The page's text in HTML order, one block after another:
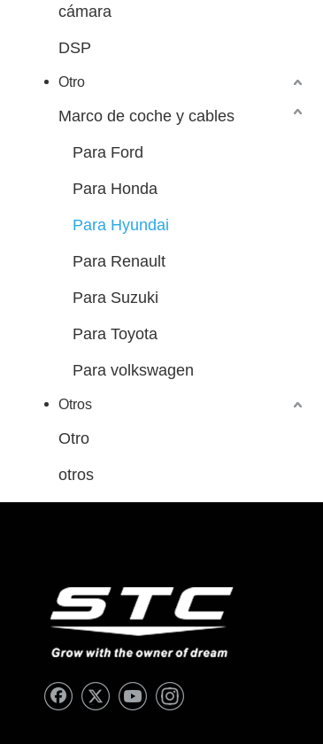
cámara
DSP
Otro
Marco de coche y cables
Para Ford
Para Honda
Para Hyundai
Para Renault
Para Suzuki
Para Toyota
Para volkswagen
Otros
Otro
otros